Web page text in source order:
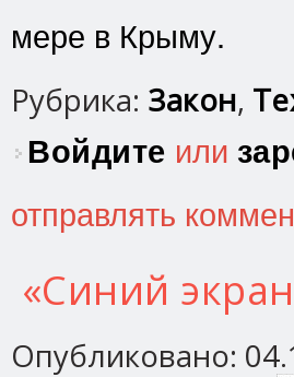
мере в Крыму.
Рубрика: Закон,
Войдите или
отправлять
«Синий
Опубликовано: